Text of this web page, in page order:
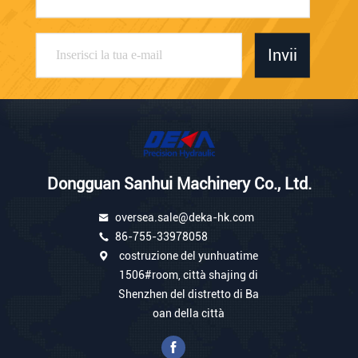
Invii
Dongguan Sanhui Machinery Co., Ltd.
oversea.sale@deka-hk.com
86-755-33978058
costruzione del yunhuatime
1506#room, città shajing di
Shenzhen del distretto di Ba
oan della città